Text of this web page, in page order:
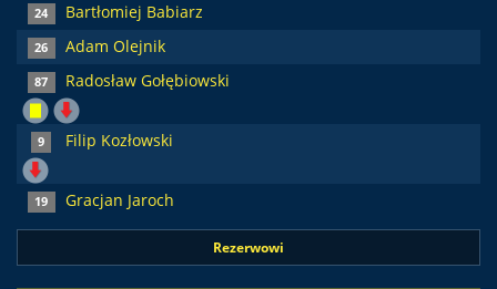
24 Bartłomiej Babiarz
26 Adam Olejnik
87 Radosław Gołębiowski
9 Filip Kozłowski
19 Gracjan Jaroch
Rezerwowi